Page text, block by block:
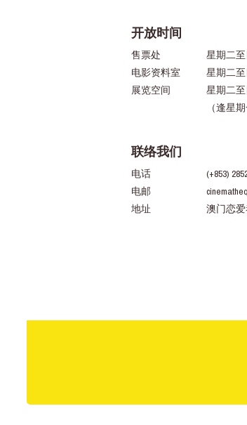
开放时间
售票处
星期二至
电影资料室
星期二至
展览空间
星期二至
（逢星
联络我们
电话
(+853)
电邮
地址
澳门恋爱